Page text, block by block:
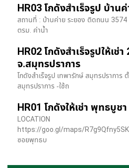
HR03 โกดังสำเร็จรูป บ้าน
สถานที่ : บ้านค่าย ระยอง ติดถนน 3574
ตรม. ค่าน้ำ
HR02 โกดังสำเร็จรูปให้เช่
จ.สมุทรปราการ
โกดังสำเร็จรูป เทพารักษ์ สมุทรปรากา
สมุทรปราการ -ใช้ถ
HR01 โกดังให้เช่า พุทธบูช
LOCATION
https://goo.gl/maps/
ซอยพุทธบ